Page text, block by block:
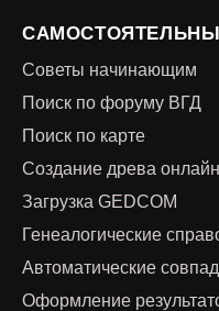
Советы начинающим
Поиск по форуму ВГД
Поиск по карте
Создание древа онлайн
Загрузка GEDCOM
Генеалогические
Автоматические
Оформление